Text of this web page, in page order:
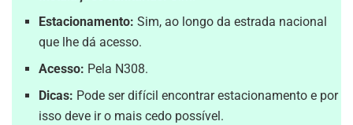
Estacionamento: Sim, ao longo da estrada nacional
que lhe dá acesso.
Acesso: Pela N308.
Dicas: Pode ser difícil encontrar estacionamento e por
isso deve ir o mais cedo possível.